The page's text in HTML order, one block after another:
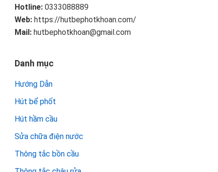
Hotline: 0333088889
Web: https://hutbephotkhoan.com/
Mail: hutbephotkhoan@gmail.com
Danh mục
Hướng Dẫn
Hút bể phốt
Hút hầm cầu
Sửa chữa điện nước
Thông tắc bồn cầu